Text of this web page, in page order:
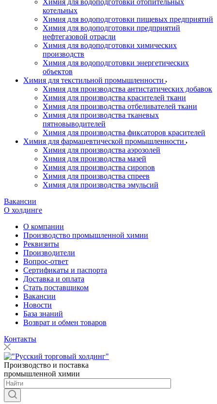
Химия для водоподготовки отопительных
котельных
Химия для водоподготовки пищевых предприятий
Химия для водоподготовки предприятий
нефтегазовой отрасли
Химия для водоподготовки химических
производств
Химия для водоподготовки энергетических
объектов
Химия для текстильной промышленности
Химия для производства антистатических добавок
Химия для производства красителей ткани
Химия для производства отбеливателей ткани
Химия для производства тканевых
пятновыводителей
Химия для производства фиксаторов красителей
Химия для фармацевтической промышленности
Химия для производства аэрозолей
Химия для производства мазей
Химия для производства сиропов
Химия для производства спреев
Химия для производства эмульсий
Вакансии
О холдинге
О компании
Производство промышленной химии
Реквизиты
Производители
Вопрос-ответ
Сертификаты и паспорта
Доставка и оплата
Стать поставщиком
Вакансии
Новости
База знаний
Возврат и обмен товаров
Контакты
Производство и поставка
промышленной химии